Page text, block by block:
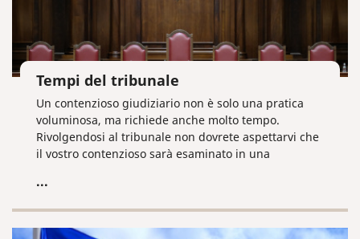
Tempi del tribunale
Un contenzioso giudiziario non è solo una pratica
voluminosa, ma richiede anche molto tempo.
Rivolgendosi al tribunale non dovrete aspettarvi che
il vostro contenzioso sarà esaminato in una
giudiziarie sono stabiliti dal Codice di Procedura
...